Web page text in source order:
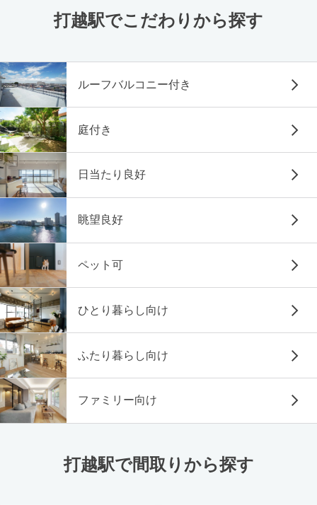
打越駅でこだわりから探す
ルーフバルコニー付き
庭付き
日当たり良好
眺望良好
ペット可
ひとり暮らし向け
ふたり暮らし向け
ファミリー向け
打越駅で間取りから探す